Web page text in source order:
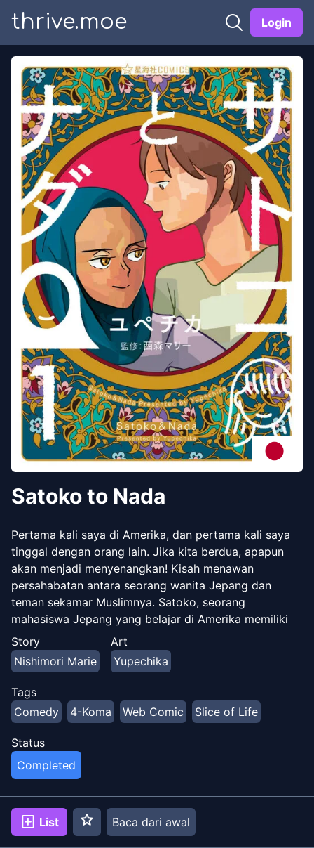
thrive.moe Login
Satoko to Nada
Pertama kali saya di Amerika, dan pertama kali saya
tinggal dengan orang lain. Jika kita berdua, apapun
akan menjadi menyenangkan! Kisah menawan
persahabatan antara seorang wanita Jepang dan
teman sekamar Muslimnya. Satoko, seorang
mahasiswa Jepang yang belajar di Amerika memiliki
teman sekamar baru: seorang wanita Arab Saudi
bernama Nada! Mereka mungkin memiliki kebiasaan
yang berbeda, tetapi melalui rasa saling menghormati–
dan petualangan kocak dalam kehidupan sehari-hari–
Satoko dan Nada membuktikan bahwa persahabatan
tidak mengenal batas.
Story
Nishimori Marie
Art
Yupechika
Tags
Comedy
4-Koma Web Comic Slice of Life
Status
Completed
add_box List star Baca dari awal